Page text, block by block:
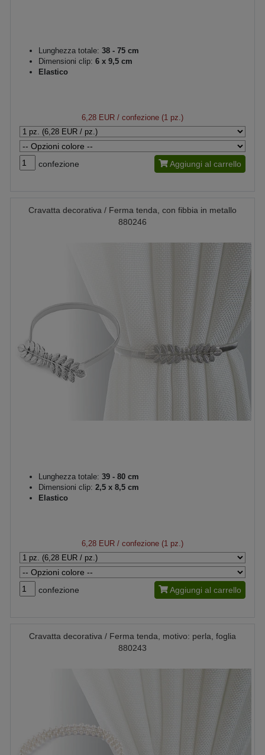
Lunghezza totale: 38 - 75 cm
Dimensioni clip: 6 x 9,5 cm
Elastico
6,28 EUR / confezione (1 pz.)
confezione Aggiungi al carrello
Cravatta decorativa / Ferma tenda, con fibbia in metallo
880246
Lunghezza totale: 39 - 80 cm
Dimensioni clip: 2,5 x 8,5 cm
Elastico
6,28 EUR / confezione (1 pz.)
confezione Aggiungi al carrello
Cravatta decorativa / Ferma tenda, motivo: perla, foglia
880243